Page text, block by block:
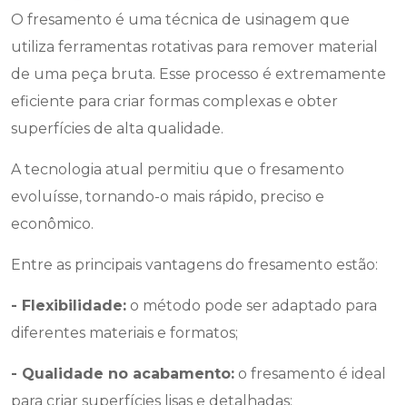
O fresamento é uma técnica de usinagem que
utiliza ferramentas rotativas para remover material
de uma peça bruta. Esse processo é extremamente
eficiente para criar formas complexas e obter
superfícies de alta qualidade.
A tecnologia atual permitiu que o fresamento
evoluísse, tornando-o mais rápido, preciso e
econômico.
Entre as principais vantagens do fresamento estão:
- Flexibilidade: o método pode ser adaptado para
diferentes materiais e formatos;
- Qualidade no acabamento: o fresamento é ideal
para criar superfícies lisas e detalhadas;